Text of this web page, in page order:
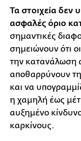
Τα στοιχεία δεν
ασφαλές όριο
σημαντικές
σημειώνουν ότι
την κατανάλωση
αποθαρρύνουν
και να
η χαμηλή έως
αυξημένο
καρκίνους.